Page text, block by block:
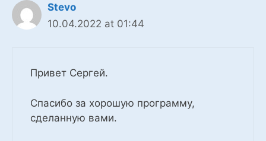
Stevo
10.04.2022 at 01:44
Привет Сергей.
Спасибо за хорошую программу,
сделанную вами.